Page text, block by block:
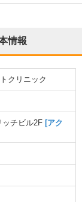
情報
クリニック
ッチビル2F [アク